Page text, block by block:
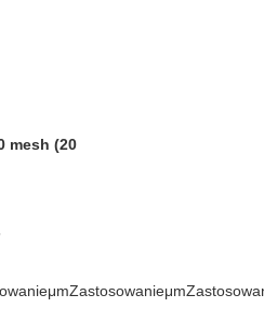
mesh (20
μmZastosowanieμm